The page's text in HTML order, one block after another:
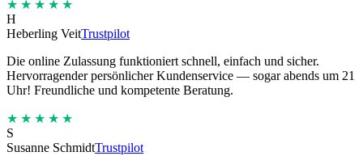
★★★★★
H
Heberling VeitTrustpilot
Die online Zulassung funktioniert schnell, einfach und sicher.
Hervorragender persönlicher Kundenservice — sogar abends um 21
Uhr! Freundliche und kompetente Beratung.
★★★★★
S
Susanne SchmidtTrustpilot